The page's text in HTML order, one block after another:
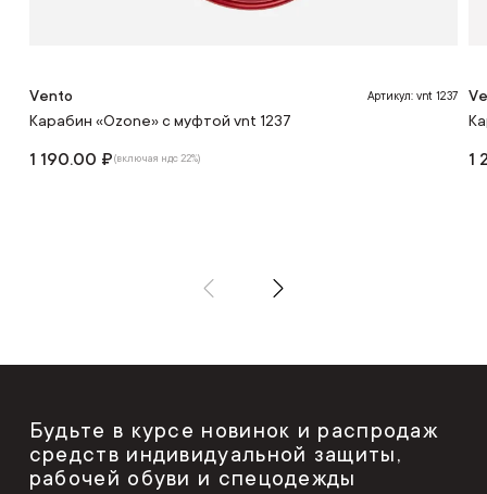
Vento Артикул: vnt 1237
Карабин «Ozone» с муфтой vnt 1237
1 190.00 ₽(включая ндс 22%) 1
Будьте в курсе новинок и распродаж
средств индивидуальной защиты,
рабочей обуви и спецодежды